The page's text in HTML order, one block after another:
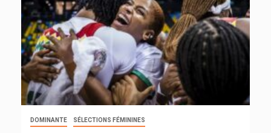
DOMINANTE SÉLECTIONS FÉMININES